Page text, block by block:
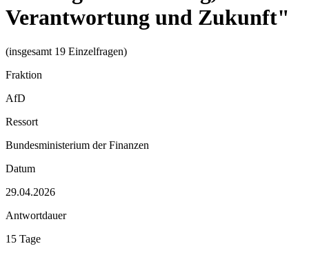
Verantwortung und Zukunft"
(insgesamt 19 Einzelfragen)
Fraktion
AfD
Ressort
Bundesministerium der Finanzen
Datum
29.04.2026
Antwortdauer
15 Tage